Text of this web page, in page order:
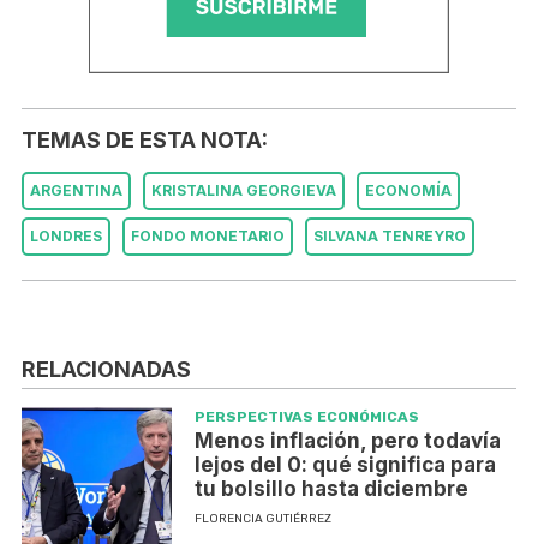
TEMAS DE ESTA NOTA:
ARGENTINA KRISTALINA GEORGIEVA ECONOMÍA
LONDRES FONDO MONETARIO SILVANA TENREYRO
RELACIONADAS
PERSPECTIVAS ECONÓMICAS
Menos inflación, pero todavía
lejos del 0: qué significa para
tu bolsillo hasta diciembre
FLORENCIA GUTIÉRREZ